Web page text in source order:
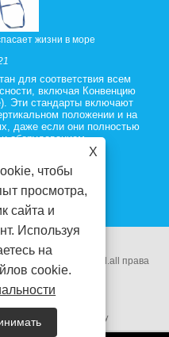
жизни в море
для соответствия всем
включая Конвенцию
Эти стандарты включают
положении и на
даже если они полностью
оборудованием.
Equipment Co.ltd.all права
Privacy Policy
X
чтобы
просмотра,
сайта и
Используя
на
cookie.